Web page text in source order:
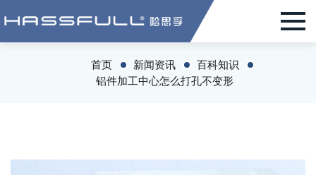
首页 新闻资讯
百科知识
铝件加工中心怎么打孔不变形